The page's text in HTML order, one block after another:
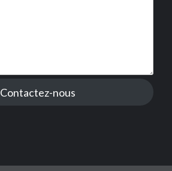
Contactez-nous